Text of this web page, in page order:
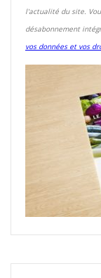
l'actualité du site.
désabonnement
vos données et vos